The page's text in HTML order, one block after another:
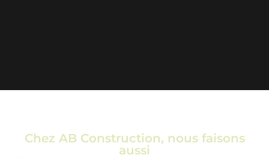
Chez AB Construction, nous faisons
aussi